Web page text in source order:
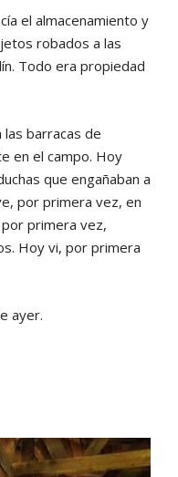
el almacenamiento y
robados a las
Todo era propiedad
barracas de
en el campo. Hoy
que engañaban a
por primera vez, en
primera vez,
Hoy vi, por primera
ayer.